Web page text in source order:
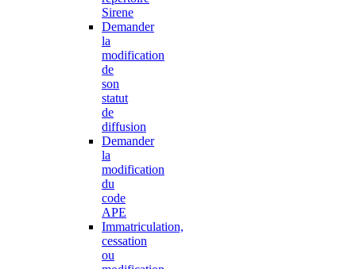
Sirene
Demander
la
modification
de
son
statut
de
diffusion
Demander
la
modification
du
code
APE
Immatriculation,
cessation
ou